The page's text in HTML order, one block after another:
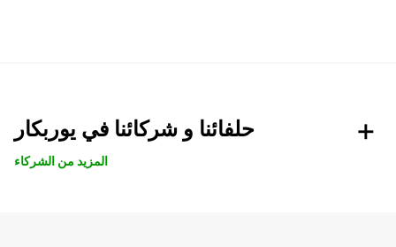
حلفائنا و شركائنا في يوربكار
المزيد من الشركاء